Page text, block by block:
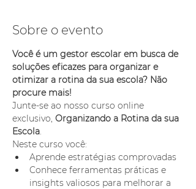
Sobre o evento
Você é um gestor escolar em busca de
soluções eficazes para organizar e
otimizar a rotina da sua escola? Não
procure mais!
Junte-se ao nosso curso online
exclusivo, Organizando a Rotina da sua
Escola.
Neste curso você:
Aprende estratégias comprovadas
Conhece ferramentas práticas e
insights valiosos para melhorar a